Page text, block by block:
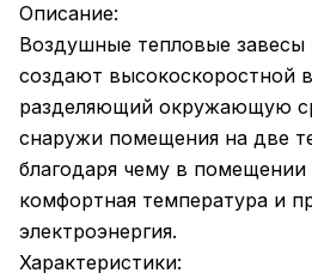
Описание:
Воздушные тепловые завесы
создают высокоскоростной
разделяющий окружающую
снаружи помещения на две
благодаря чему в
комфортная температура и
электроэнергия.
Характеристики: